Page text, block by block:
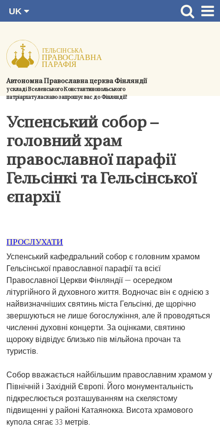
змісту.
Автономна Православна церква Фінляндії
у складі Вселенського Константинопольського
патріархату ласкаво запрошує вас до Фінляндії!
UK
SV
EN
Новини
Церкви
Богослужіння
Контактна інформація
Успенський собор –
головний храм
православної парафії
Гельсінкі та Гельсінської
єпархії
ПРОСЛУХАТИ
Успенський кафедральний собор є головним храмом
Гельсінської православної парафії та всієї
Православної Церкви Фінляндії — осередком
літургійного й духовного життя. Водночас він є однією з
найвизначніших святинь міста Гельсінкі, де щорічно
звершуються не лише богослужіння, але й проводяться
численні духовні концерти. За оцінками, святиню
щороку відвідує близько пів мільйона прочан та
туристів.
Собор вважається найбільшим православним храмом у
Північній і Західній Європі. Його монументальність
підкреслюється розташуванням на скелястому
підвищенні у районі Катаянокка. Висота храмового
купола сягає 33 метрів.